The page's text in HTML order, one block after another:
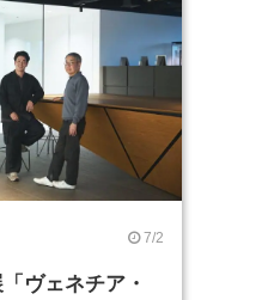
7/2
ヴェネチア・